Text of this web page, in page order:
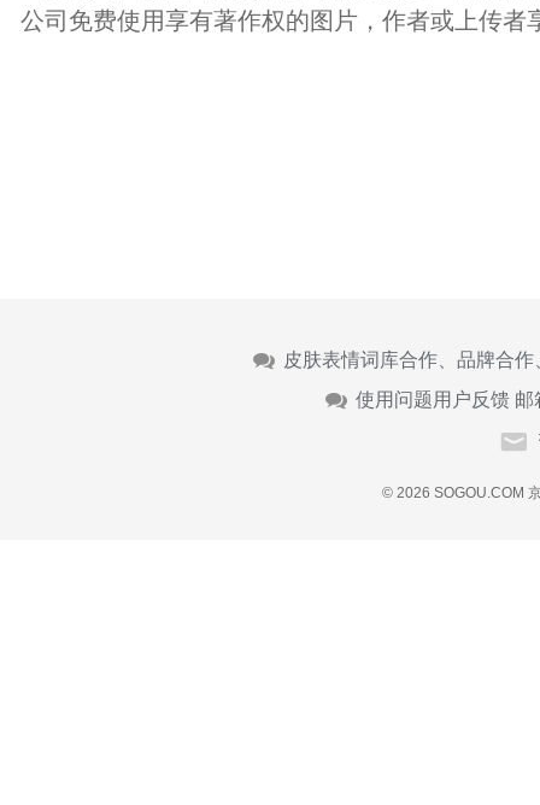
公司免费使用享有著作权的图片，作者或上传者
皮肤表情词库合作、品牌合
使用问题用户反馈 邮
© 2026 SOGOU.COM